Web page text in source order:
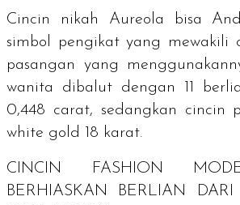
Cincin nikah Aureola bisa
simbol pengikat yang mewakili
pasangan yang
wanita dibalut dengan 11
0,448 carat, sedangkan cincin
white gold 18 karat.
CINCIN FASHION
BERHIASKAN BERLIAN DARI